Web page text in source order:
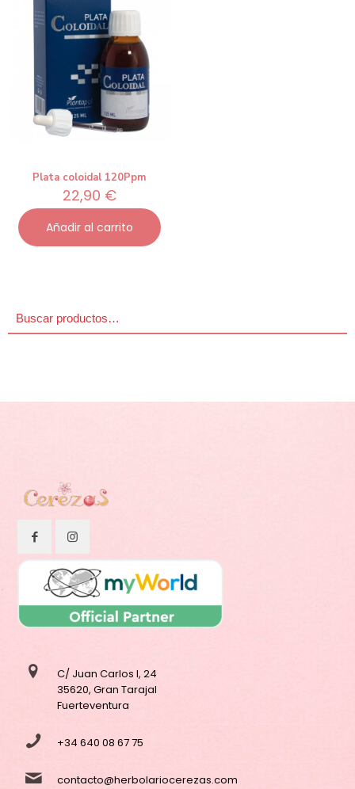
Plata coloidal 120Ppm
22,90 €
Añadir al carrito
C/ Juan Carlos I, 24
35620, Gran Tarajal
Fuerteventura
+34 640 08 67 75
contacto@herbolariocerezas.com